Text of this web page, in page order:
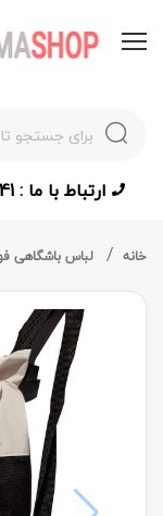
ارتباط با ما : 09397129441
خانه لباس باشگاهی